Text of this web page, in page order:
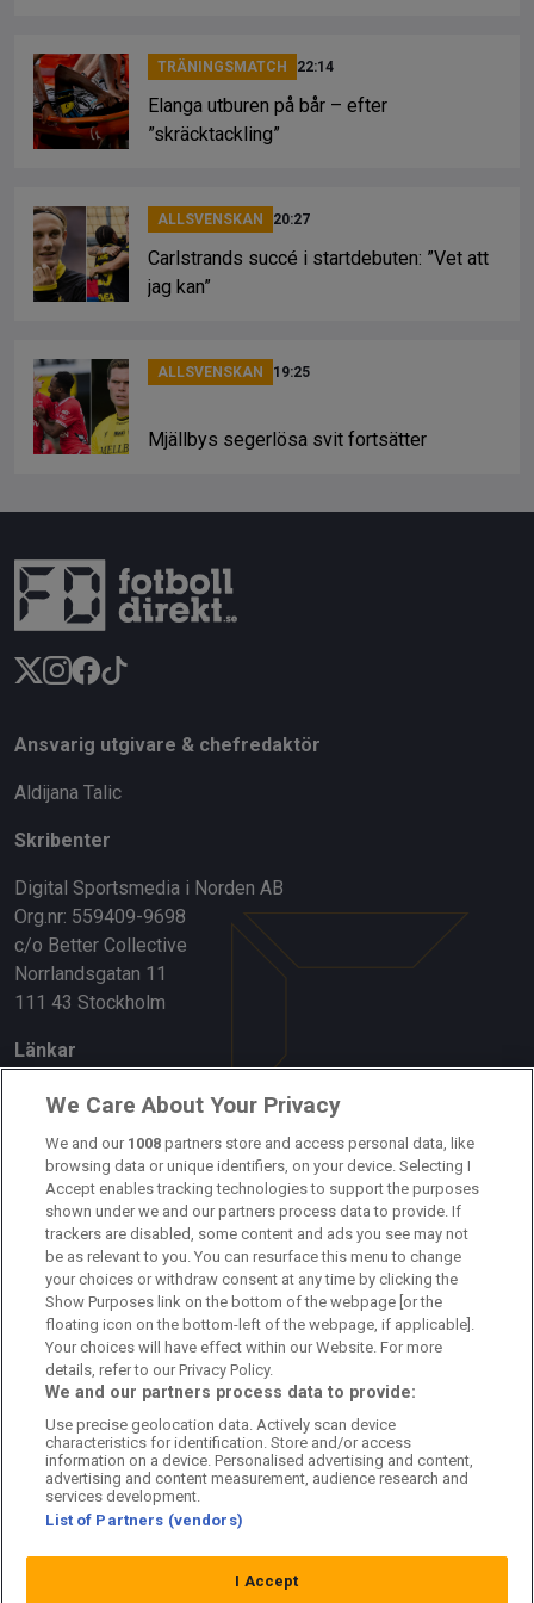
TRÄNINGSMATCH 22:14
Elanga utburen på bår – efter
”skräcktackling”
ALLSVENSKAN 20:27
Carlstrands succé i startdebuten: ”Vet att
jag kan”
ALLSVENSKAN 19:25
Mjällbys segerlösa svit fortsätter
Ansvarig utgivare & chefredaktör
Aldijana Talic
Skribenter
Digital Sportsmedia i Norden AB
Org.nr: 559409-9698
c/o Better Collective
Norrlandsgatan 11
111 43 Stockholm
Länkar
Om oss
Kontakta oss
Kundtjänst
Sponsor: Rekatochklart
Annonsera på Fotbolldirekt
Redaktionell policy
Personuppgiftspolicy
Cookiepolicy
Arkiv
We Care About Your Privacy
We and our 1008 partners store and access personal data, like
browsing data or unique identifiers, on your device. Selecting I
Accept enables tracking technologies to support the purposes
shown under we and our partners process data to provide. If
trackers are disabled, some content and ads you see may not
be as relevant to you. You can resurface this menu to change
your choices or withdraw consent at any time by clicking the
Show Purposes link on the bottom of the webpage [or the
floating icon on the bottom-left of the webpage, if applicable].
Your choices will have effect within our Website. For more
details, refer to our Privacy Policy.
We and our partners process data to provide:
Use precise geolocation data. Actively scan device
characteristics for identification. Store and/or access
information on a device. Personalised advertising and content,
advertising and content measurement, audience research and
services development.
List of Partners (vendors)
I Accept